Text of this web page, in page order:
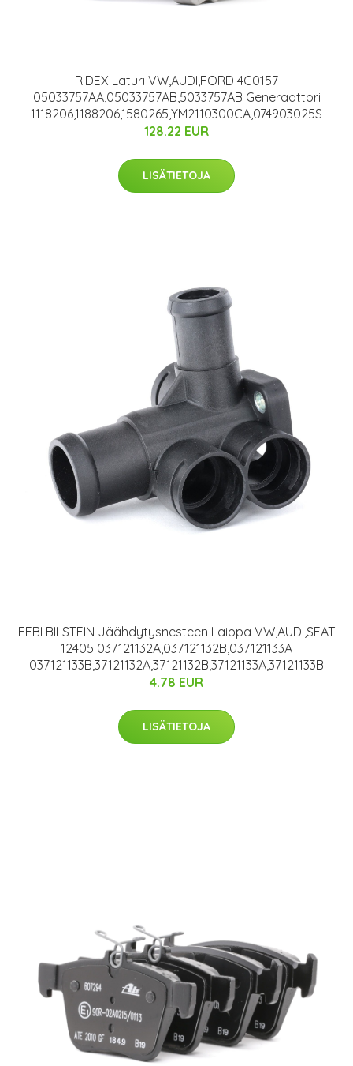
RIDEX Laturi VW,AUDI,FORD 4G0157
05033757AA,05033757AB,5033757AB Generaattori
1118206,1188206,1580265,YM2110300CA,074903025S
128.22 EUR
LISÄTIETOJA
FEBI BILSTEIN Jäähdytysnesteen Laippa VW,AUDI,SEAT
12405 037121132A,037121132B,037121133A
037121133B,37121132A,37121132B,37121133A,37121133B
4.78 EUR
LISÄTIETOJA